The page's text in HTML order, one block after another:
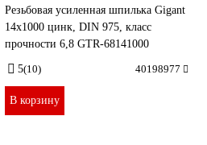
Резьбовая усиленная шпилька Gigant
14x1000 цинк, DIN 975, класс
прочности 6,8 GTR-68141000
5(10) 40198977
В корзину